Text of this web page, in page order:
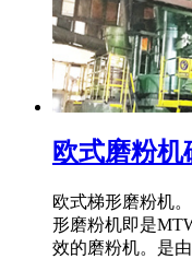
欧式磨粉机
欧式梯形磨粉机
形磨粉机即是
效的磨粉机。是